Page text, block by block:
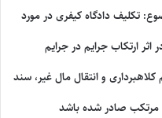
تکلیف دادگاه کیفری در مورد
اثر ارتکاب جرایم در جرایم
و انتقال مال غیر، سند
مرتکب صادر شده باشد